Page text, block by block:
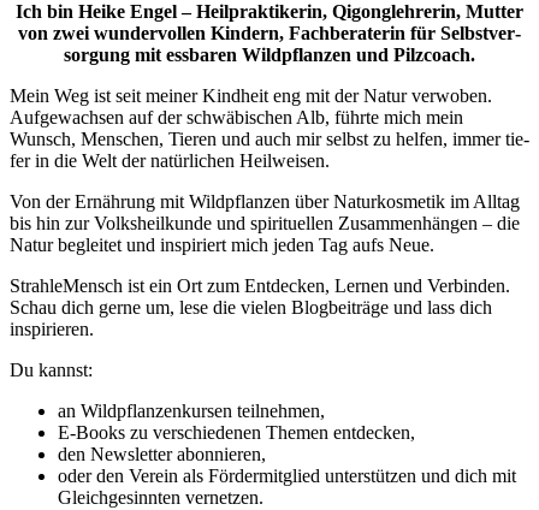
Ich bin Hei­ke Engel – Heil­prak­ti­ke­rin, Qigon­g­leh­re­rin, Mut­ter
von zwei wun­der­vol­len Kin­dern, Fach­be­ra­te­rin für Selbst­ver­
sor­gung mit ess­ba­ren Wild­pflan­zen und Pilzcoach.
Mein Weg ist seit mei­ner Kind­heit eng mit der Natur ver­wo­ben.
Auf­ge­wach­sen auf der schwä­bi­schen Alb, führ­te mich mein
Wunsch, Men­schen, Tie­ren und auch mir selbst zu hel­fen, immer tie­
fer in die Welt der natür­li­chen Heilweisen.
Von der Ernäh­rung mit Wild­pflan­zen über Natur­kos­me­tik im All­tag
bis hin zur Volks­heil­kun­de und spi­ri­tu­el­len Zusam­men­hän­gen – die
Natur beglei­tet und inspi­riert mich jeden Tag aufs Neue.
Strah­le­Mensch ist ein Ort zum Ent­de­cken, Ler­nen und Ver­bin­den.
Schau dich ger­ne um, lese die vie­len Blog­bei­trä­ge und lass dich
inspirieren.
Du kannst:
an Wild­pflan­zen­kur­sen teilnehmen,
E‑Books zu ver­schie­de­nen The­men entdecken,
den News­let­ter abonnieren,
oder den Ver­ein als För­der­mit­glied unter­stüt­zen und dich mit
Gleich­ge­sinn­ten vernetzen.